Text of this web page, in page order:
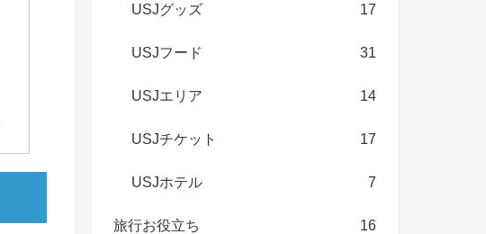
USJグッズ 17
USJフード 31
USJエリア 14
USJチケット 17
USJホテル 7
旅行お役立ち 16